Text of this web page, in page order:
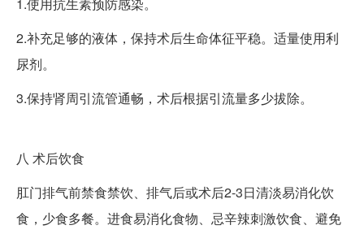
1.使用抗生素预防感染。
2.补充足够的液体，保持术后生命体征平稳。适量使用利
尿剂。
3.保持肾周引流管通畅，术后根据引流量多少拔除。
八 术后饮食
肛门排气前禁食禁饮、排气后或术后2-3日清淡易消化饮
食，少食多餐。进食易消化食物、忌辛辣刺激饮食、避免